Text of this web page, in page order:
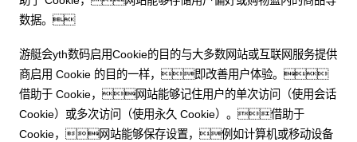
数据。
游艇会yth数码启用Cookie的目的与大多数网站或互联网服务提供
商启用 Cookie 的目的一样，即改善用户体验。
借助于 Cookie，网站能够记住用户的单次访问（使用会话
Cookie）或多次访问（使用永久 Cookie）。借助于
Cookie，网站能够保存设置，例如计算机或移动设备